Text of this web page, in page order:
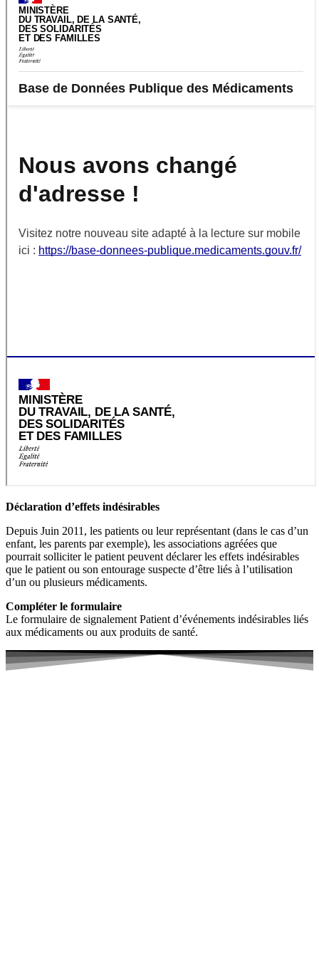
Déclaration d’effets indésirables
Depuis Juin 2011, les patients ou leur représentant (dans le cas d’un
enfant, les parents par exemple), les associations agréées que
pourrait solliciter le patient peuvent déclarer les effets indésirables
que le patient ou son entourage suspecte d’être liés à l’utilisation
d’un ou plusieurs médicaments.
Compléter le formulaire
Le formulaire de signalement Patient d’événements indésirables liés
aux médicaments ou aux produits de santé.